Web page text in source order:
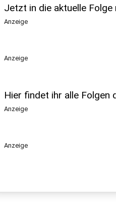
Jetzt in die aktuelle
Anzeige
Anzeige
Hier findet ihr alle Folgen
Anzeige
Anzeige